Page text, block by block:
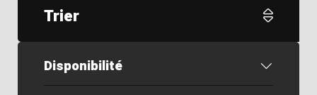
Trier
Disponibilité